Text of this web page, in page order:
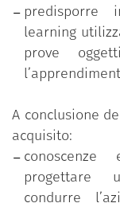
predisporre
learning
prove
A conclusione
acquisito:
progettare
condurre